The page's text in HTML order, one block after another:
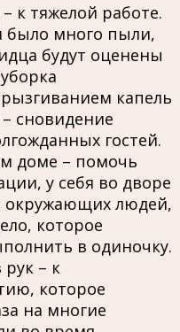
к тяжелой работе.
было много пыли,
будут оценены
капель
сновидение
гостей.
доме – помочь
у себя во дворе
окружающих людей,
которое
в одиночку.
– к
которое
на многие